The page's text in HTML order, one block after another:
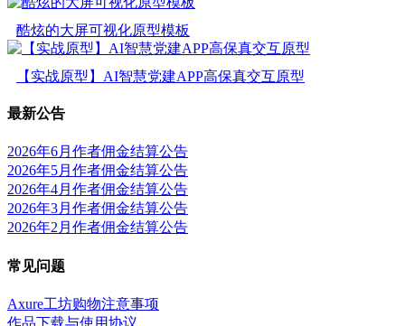
酷炫的大屏可视化原型模板
【实战原型】AI智慧党建APP高保真交互原型
最新公告
2026年6月作者佣金结算公告
2026年5月作者佣金结算公告
2026年4月作者佣金结算公告
2026年3月作者佣金结算公告
2026年2月作者佣金结算公告
常见问题
Axure工坊购物注意事项
作品下载与使用协议